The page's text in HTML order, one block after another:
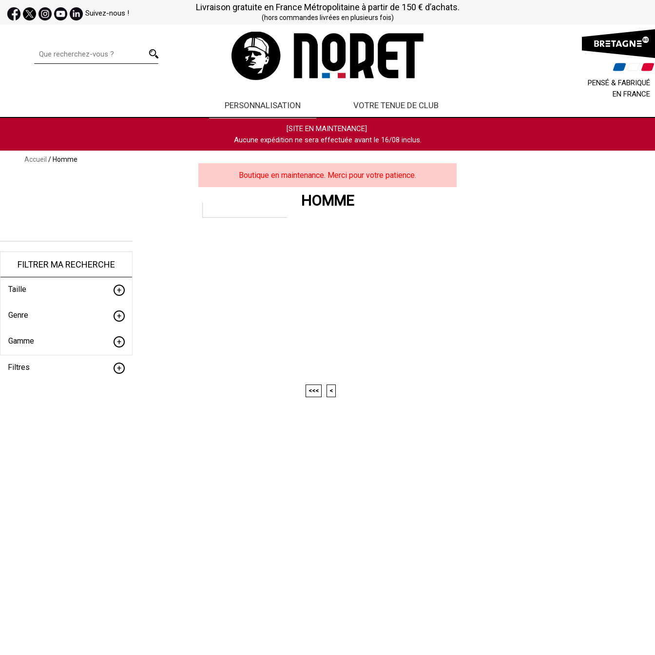
Suivez-nous !
Livraison gratuite en France Métropolitaine à partir de 150 € d’achats.
(hors commandes livrées en plusieurs fois)
PENSÉ & FABRIQUÉ
EN FRANCE
PERSONNALISATION VOTRE TENUE DE CLUB
[SITE EN MAINTENANCE]
Aucune expédition ne sera effectuée avant le 16/08 inclus.
Accueil / Homme
Boutique en maintenance. Merci pour votre patience.
HOMME
FILTRER MA RECHERCHE
Taille
Genre
Gamme
Filtres
<<< <